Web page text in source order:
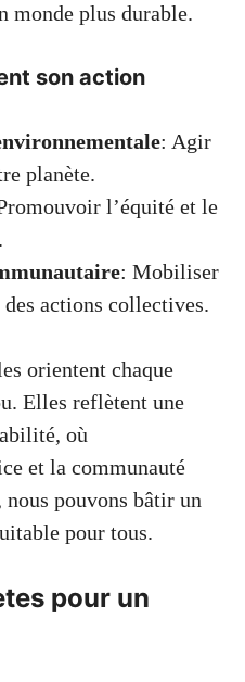
monde plus durable.
son action
: Agir
planète.
l’équité et le
: Mobiliser
actions collectives.
orientent chaque
Elles reflètent une
où
et la communauté
nous pouvons bâtir un
pour tous.
pour un